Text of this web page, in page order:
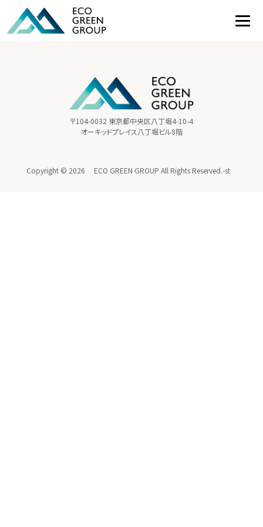
〒104-0032 東京都中央区八丁堀4-10-4
オーキッドプレイス八丁堀ビル8階
Copyright © 2026 ECO GREEN GROUP All Rights Reserved.-st